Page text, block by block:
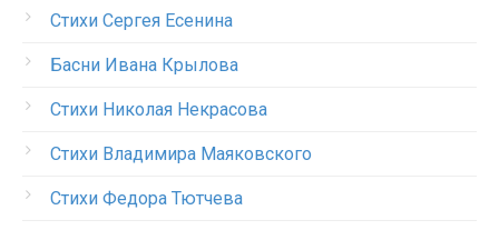
Стихи Сергея Есенина
Басни Ивана Крылова
Стихи Николая Некрасова
Стихи Владимира Маяковского
Стихи Федора Тютчева